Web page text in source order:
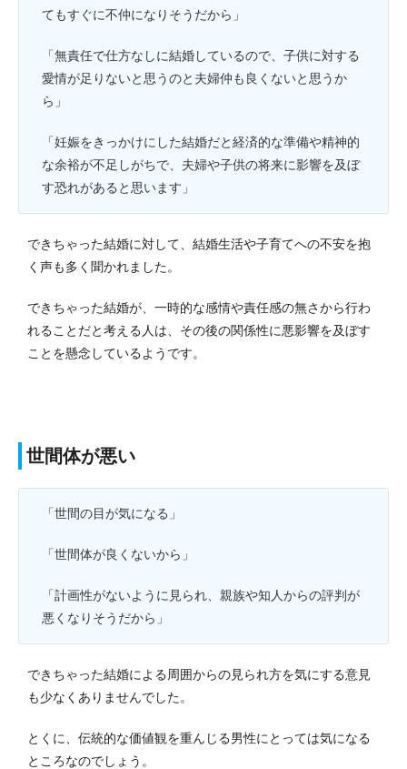
てもすぐに不仲になりそうだから」
「無責任で仕方なしに結婚しているので、子供に対する
愛情が足りないと思うのと夫婦仲も良くないと思うか
ら」
「妊娠をきっかけにした結婚だと経済的な準備や精神的
な余裕が不足しがちで、夫婦や子供の将来に影響を及ぼ
す恐れがあると思います」
できちゃった結婚に対して、結婚生活や子育てへの不安を抱
く声も多く聞かれました。
できちゃった結婚が、一時的な感情や責任感の無さから行わ
れることだと考える人は、その後の関係性に悪影響を及ぼす
ことを懸念しているようです。
世間体が悪い
「世間の目が気になる」
「世間体が良くないから」
「計画性がないように見られ、親族や知人からの評判が
悪くなりそうだから」
できちゃった結婚による周囲からの見られ方を気にする意見
も少なくありませんでした。
とくに、伝統的な価値観を重んじる男性にとっては気になる
ところなのでしょう。